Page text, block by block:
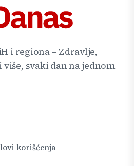
i regiona – Zdravlje,
svaki dan na jednom
korišćenja